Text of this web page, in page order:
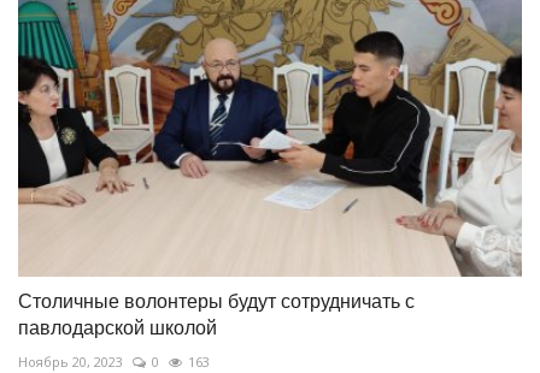
Столичные волонтеры будут сотрудничать с
павлодарской школой
Ноябрь 20, 2023 0 163